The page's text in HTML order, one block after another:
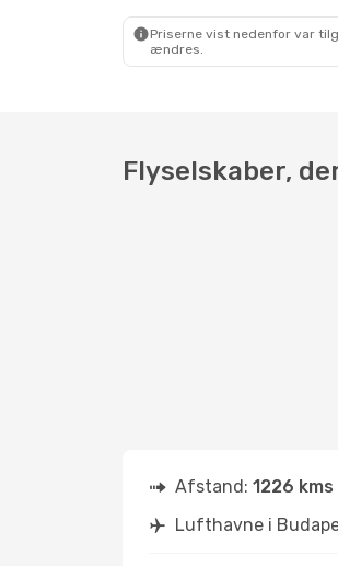
Priserne vist nedenfor var
ændres.
Flyselskaber,
Afstand: 1226 kms
Lufthavne i